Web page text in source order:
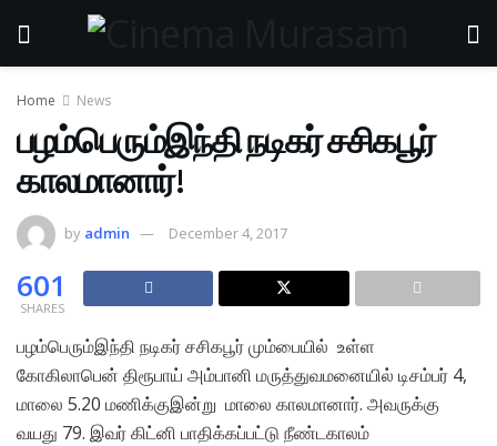
Home News
பழம்பெரும்இந்தி நடிகர் சசிகபூர்
காலமானார்!
by admin December 4, 2017
601
SHARES
பழம்பெரும்இந்தி நடிகர் சசிகபூர் மும்பையில் உள்ள
கோகிலாபென் திரூபாய் அம்பானி மருத்துவமனையில் டிசம்பர் 4,
மாலை 5.20 மணிக்குஇன்று மாலை காலமானார். அவருக்கு
வயது 79. இவர் கிட்னி பாதிக்கப்பட்டு நீண்டகாலம்